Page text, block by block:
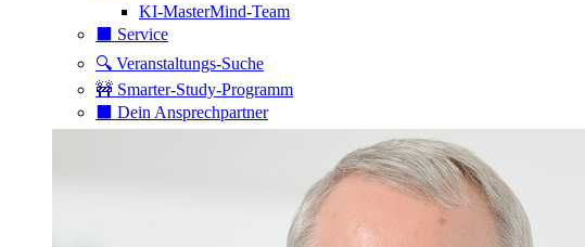
KI-MasterMind-Team
⬛️ Service
🔍 Veranstaltungs-Suche
🚧 Smarter-Study-Programm
⬛️ Dein Ansprechpartner